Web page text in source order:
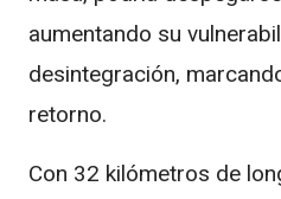
aumentando su
desintegración,
retorno.
Con 32 kilómetros de